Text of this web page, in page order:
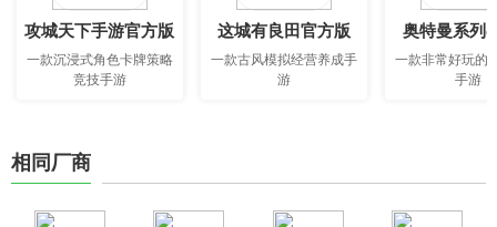
攻城天下手游官方版
一款沉浸式角色卡牌策略
竞技手游
这城有良田官方版
一款古风模拟经营养成手
游
奥特曼系列
一款非常好玩的
手游
相同厂商